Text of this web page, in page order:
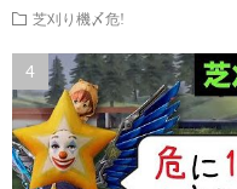
芝刈り機〆危!